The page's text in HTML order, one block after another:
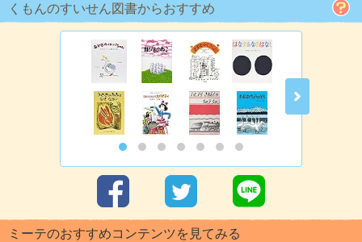
くもんのすいせん図書からおすすめ
ミーテのおすすめコンテンツを見てみる